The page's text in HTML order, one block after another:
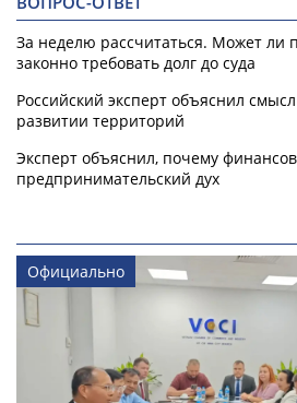
За неделю рассчитаться. Может ли
законно требовать долг до суда
Российский эксперт объяснил
развитии территорий
Эксперт объяснил, почему
предпринимательский дух
Официально